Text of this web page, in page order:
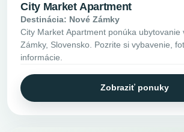
City Market Apartment
Destinácia: Nové Zámky
City Market Apartment ponúka ubytovanie
Zámky, Slovensko. Pozrite si vybavenie,
informácie.
Zobraziť ponuky